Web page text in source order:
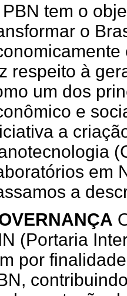
PBN tem o
o
respeito à
um dos
e
a
em
a
(Portaria
por